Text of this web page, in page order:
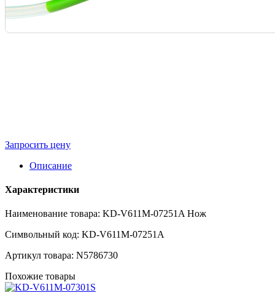
Запросить цену
Описание
Характеристики
Наименование товара: KD-V611M-07251A Нож
Символьный код: KD-V611M-07251A
Артикул товара: N5786730
Похожие товары